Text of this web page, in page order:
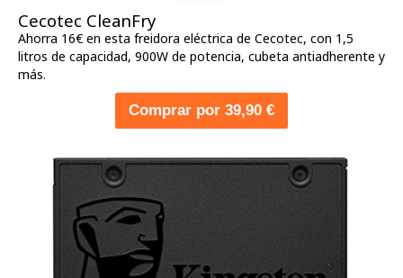
Cecotec CleanFry
Ahorra 16€ en esta freidora eléctrica de Cecotec, con 1,5
litros de capacidad, 900W de potencia, cubeta antiadherente y
más.
Comprar por 39,90 €